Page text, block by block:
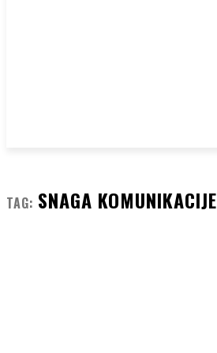
TAG: SNAGA KOMUNIKACIJE